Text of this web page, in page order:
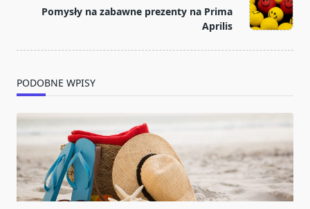
reader-Pomysły na zabawne prezenty na Prima
Aprilis
PODOBNE WPISY